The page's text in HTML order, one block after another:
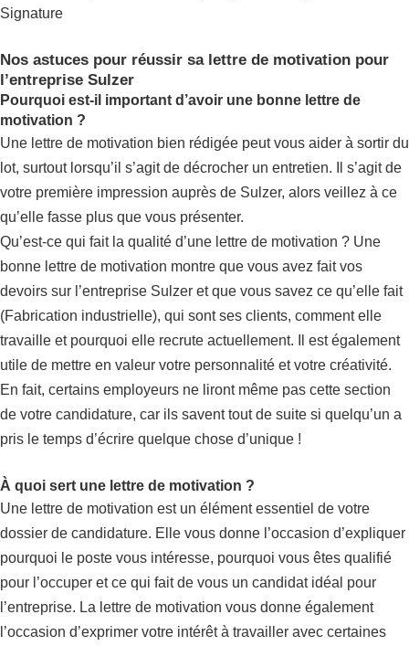
Signature
Nos astuces pour réussir sa lettre de motivation pour
l’entreprise Sulzer
Pourquoi est-il important d’avoir une bonne lettre de
motivation ?
Une lettre de motivation bien rédigée peut vous aider à sortir du
lot, surtout lorsqu’il s’agit de décrocher un entretien. Il s’agit de
votre première impression auprès de Sulzer, alors veillez à ce
qu’elle fasse plus que vous présenter.
Qu’est-ce qui fait la qualité d’une lettre de motivation ? Une
bonne lettre de motivation montre que vous avez fait vos
devoirs sur l’entreprise Sulzer et que vous savez ce qu’elle fait
(Fabrication industrielle), qui sont ses clients, comment elle
travaille et pourquoi elle recrute actuellement. Il est également
utile de mettre en valeur votre personnalité et votre créativité.
En fait, certains employeurs ne liront même pas cette section
de votre candidature, car ils savent tout de suite si quelqu’un a
pris le temps d’écrire quelque chose d’unique !
À quoi sert une lettre de motivation ?
Une lettre de motivation est un élément essentiel de votre
dossier de candidature. Elle vous donne l’occasion d’expliquer
pourquoi le poste vous intéresse, pourquoi vous êtes qualifié
pour l’occuper et ce qui fait de vous un candidat idéal pour
l’entreprise. La lettre de motivation vous donne également
l’occasion d’exprimer votre intérêt à travailler avec certaines